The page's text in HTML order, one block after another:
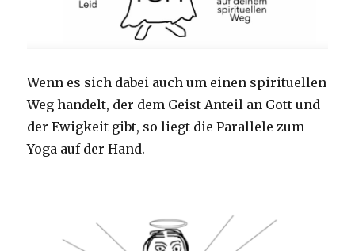
Wenn es sich dabei auch um einen spirituellen
Weg handelt, der dem Geist Anteil an Gott und
der Ewigkeit gibt, so liegt die Parallele zum
Yoga auf der Hand.